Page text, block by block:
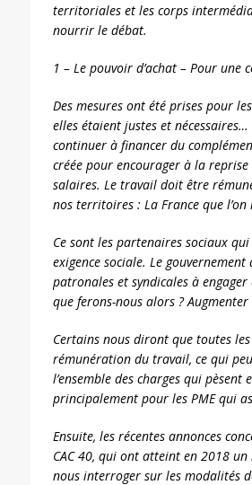
territoriales et les corps
nourrir le débat.
1 – Le pouvoir d’achat – Pour une
Des mesures ont été prises pour
elles étaient justes et
continuer à financer du
créée pour encourager à la
salaires. Le travail doit être
nos territoires : La France que
Ce sont les partenaires sociaux
exigence sociale. Le
patronales et syndicales à
que ferons-nous alors ?
Certains nous diront que toutes
rémunération du travail, ce qui
l’ensemble des charges qui
principalement pour les PME qui
Ensuite, les récentes annonces
CAC 40, qui ont atteint en 2018
nous interroger sur les modalités